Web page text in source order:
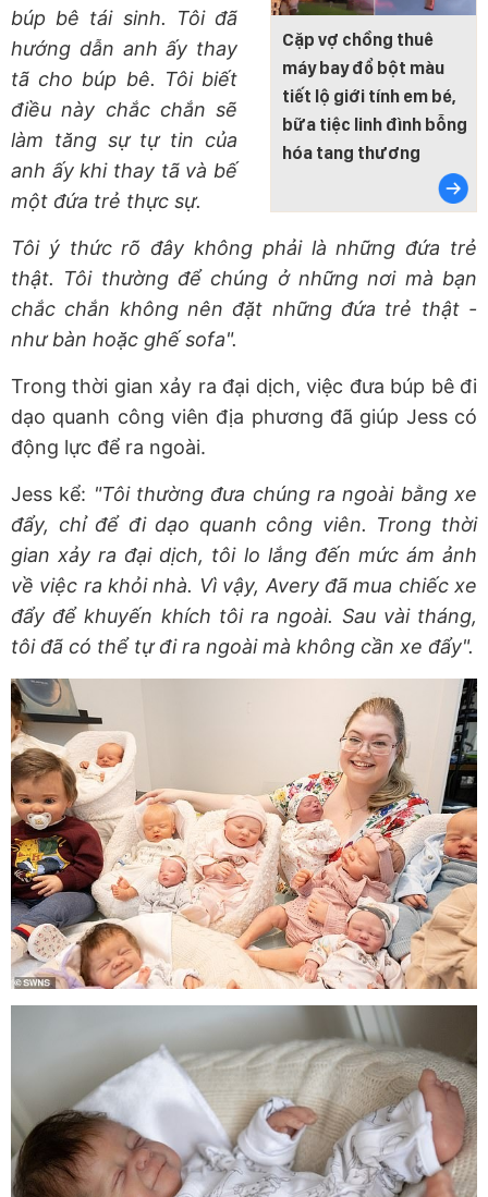
Cặp vợ chồng thuê
máy bay đổ bột màu
tiết lộ giới tính em bé,
bữa tiệc linh đình bỗng
hóa tang thương
búp bê tái sinh. Tôi đã
hướng dẫn anh ấy thay
tã cho búp bê. Tôi biết
điều này chắc chắn sẽ
làm tăng sự tự tin của
anh ấy khi thay tã và bế
một đứa trẻ thực sự.
Tôi ý thức rõ đây không phải là những đứa trẻ
thật. Tôi thường để chúng ở những nơi mà bạn
chắc chắn không nên đặt những đứa trẻ thật -
như bàn hoặc ghế sofa".
Trong thời gian xảy ra đại dịch, việc đưa búp bê đi
dạo quanh công viên địa phương đã giúp Jess có
động lực để ra ngoài.
Jess kể: "Tôi thường đưa chúng ra ngoài bằng xe
đẩy, chỉ để đi dạo quanh công viên. Trong thời
gian xảy ra đại dịch, tôi lo lắng đến mức ám ảnh
về việc ra khỏi nhà. Vì vậy, Avery đã mua chiếc xe
đẩy để khuyến khích tôi ra ngoài. Sau vài tháng,
tôi đã có thể tự đi ra ngoài mà không cần xe đẩy".